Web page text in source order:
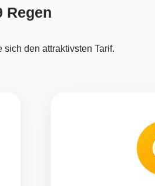
Regen
den attraktivsten Tarif.